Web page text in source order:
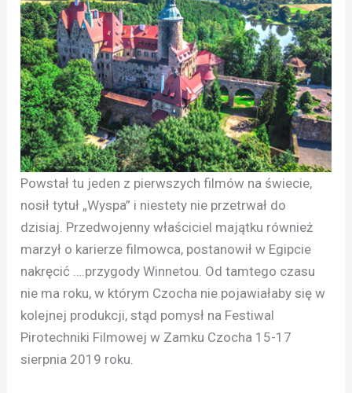
Powstał tu jeden z pierwszych filmów na świecie,
nosił tytuł „Wyspa” i niestety nie przetrwał do
dzisiaj. Przedwojenny właściciel majątku również
marzył o karierze filmowca, postanowił w Egipcie
nakręcić ….przygody Winnetou. Od tamtego czasu
nie ma roku, w którym Czocha nie pojawiałaby się w
kolejnej produkcji, stąd pomysł na Festiwal
Pirotechniki Filmowej w Zamku Czocha 15-17
sierpnia 2019 roku.